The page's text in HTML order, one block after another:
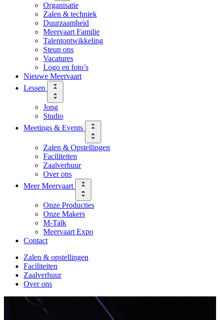
Organisatie
Zalen & techniek
Duurzaamheid
Meervaart Familie
Talentontwikkeling
Steun ons
Vacatures
Logo en foto’s
Nieuwe Meervaart
Lessen
Jong
Studio
Meetings & Events
Zalen & Opstellingen
Faciliteiten
Zaalverhuur
Over ons
Meer Meervaart
Onze Producties
Onze Makers
M-Talk
Meervaart Expo
Contact
Zalen & opstellingen
Faciliteiten
Zaalverhuur
Over ons